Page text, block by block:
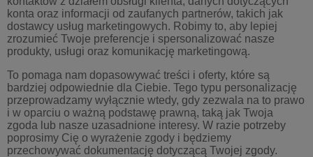
konta oraz informacji od zaufanych partnerów, takich jak
dostawcy usług marketingowych. Robimy to, aby lepiej
zrozumieć Twoje preferencje i spersonalizować nasze
produkty, usługi oraz komunikację marketingową.
To pomaga nam dopasowywać treści i oferty, które są
bardziej odpowiednie dla Ciebie. Tego typu personalizację
przeprowadzamy wyłącznie wtedy, gdy zezwala na to prawo
i w oparciu o ważną podstawę prawną, taką jak Twoja
zgoda lub nasze uzasadnione interesy. W razie potrzeby
poprosimy Cię o wyrażenie zgody i będziemy
przechowywać dokumentację dotyczącą Twojej zgody.